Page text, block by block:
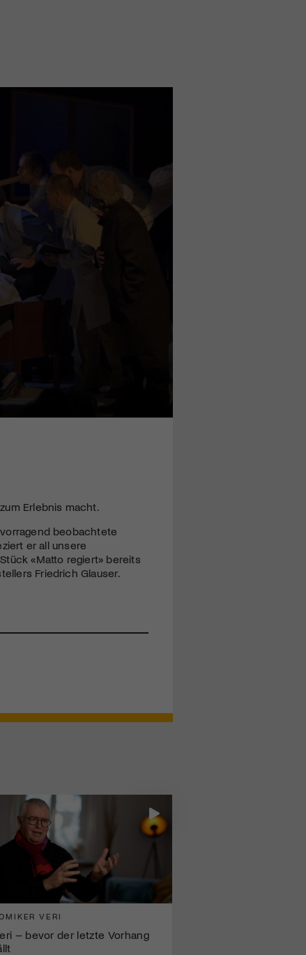
Erlebnis macht.
beobachtete
er all unsere
«Matto regiert» bereits
Friedrich Glauser.
VERI
– bevor der letzte Vorhang